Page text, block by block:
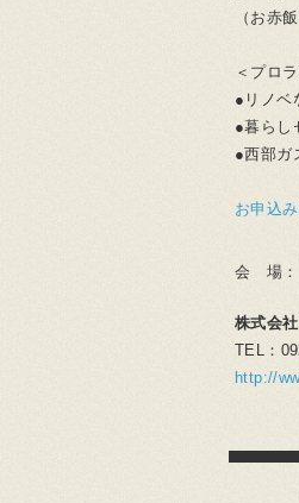
（お赤
＜プロ
●リノベ
●暮らし
●西部ガ
お申込
会 場：
株式会
TEL：
http://